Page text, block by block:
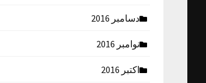
دسامبر 2016
نوامبر 2016
اکتبر 2016